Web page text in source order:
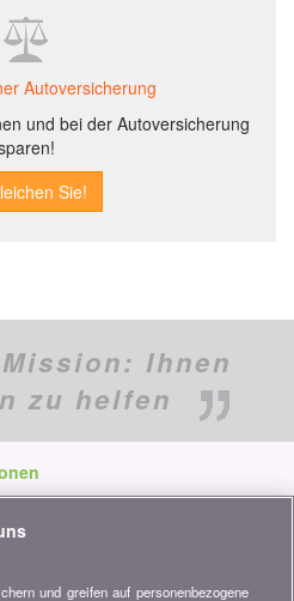
Autoversicherung
und bei der Autoversicherung
Ihnen
zu helfen
und Tipps in den Bereichen
und vieles mehr...
und greifen auf personenbezogene